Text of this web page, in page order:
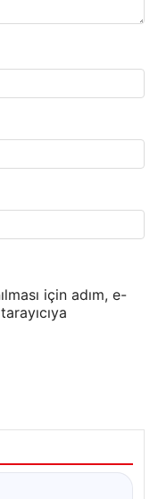
için adım, e-